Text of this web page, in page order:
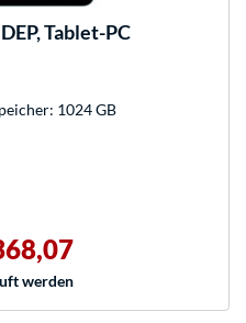
Tablet-PC
1024 GB
werden